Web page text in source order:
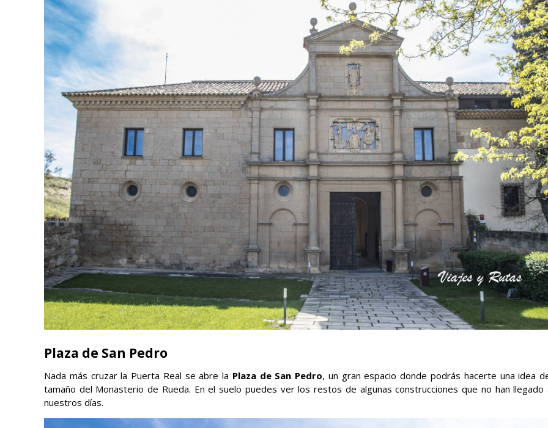
Plaza de San Pedro
Nada más cruzar la Puerta Real se abre la Plaza de San Pedro, un gran espacio donde podrás hacerte una idea
tamaño del Monasterio de Rueda. En el suelo puedes ver los restos de algunas construcciones que no han llegado
nuestros días.